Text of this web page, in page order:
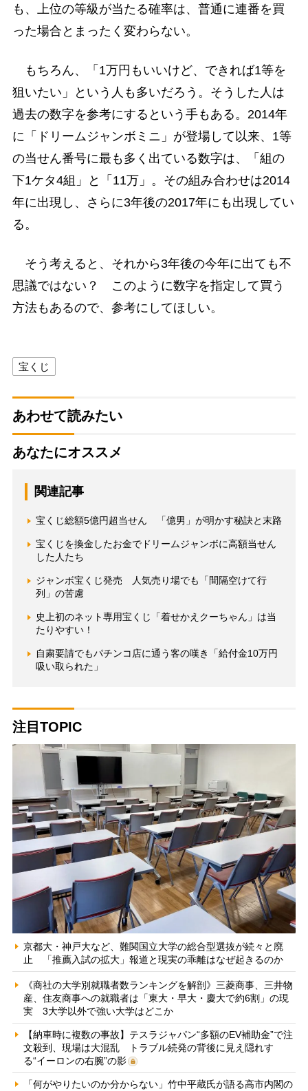
も、上位の等級が当たる確率は、普通に連番を買
った場合とまったく変わらない。
もちろん、「1万円もいいけど、できれば1等を
狙いたい」という人も多いだろう。そうした人は
過去の数字を参考にするという手もある。2014年
に「ドリームジャンボミニ」が登場して以来、1等
の当せん番号に最も多く出ている数字は、「組の
下1ケタ4組」と「11万」。その組み合わせは2014
年に出現し、さらに3年後の2017年にも出現してい
る。
そう考えると、それから3年後の今年に出ても不
思議ではない？ このように数字を指定して買う
方法もあるので、参考にしてほしい。
宝くじ
あわせて読みたい
あなたにオススメ
関連記事
宝くじ総額5億円超当せん 「億男」が明かす秘訣と末路
宝くじを換金したお金でドリームジャンボに高額当せん
した人たち
ジャンボ宝くじ発売 人気売り場でも「間隔空けて行
列」の苦慮
史上初のネット専用宝くじ「着せかえクーちゃん」は当
たりやすい！
自粛要請でもパチンコ店に通う客の嘆き「給付金10万円
吸い取られた」
注目TOPIC
京都大・神戸大など、難関国立大学の総合型選抜が続々と廃
止 「推薦入試の拡大」報道と現実の乖離はなぜ起きるのか
《商社の大学別就職者数ランキングを解剖》三菱商事、三井物
産、住友商事への就職者は「東大・早大・慶大で約6割」の現
実 3大学以外で強い大学はどこか
【納車時に複数の事故】テスラジャパン“多額のEV補助金”で注
文殺到、現場は大混乱 トラブル続発の背後に見え隠れす
る“イーロンの右腕”の影
「何がやりたいのか分からない」竹中平蔵氏が語る高市内閣の